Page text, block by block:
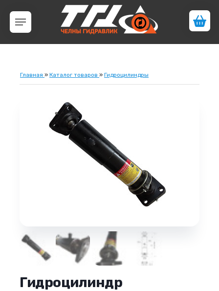
Главная » Каталог товаров » Гидроцилиндры
Гидроцилиндр